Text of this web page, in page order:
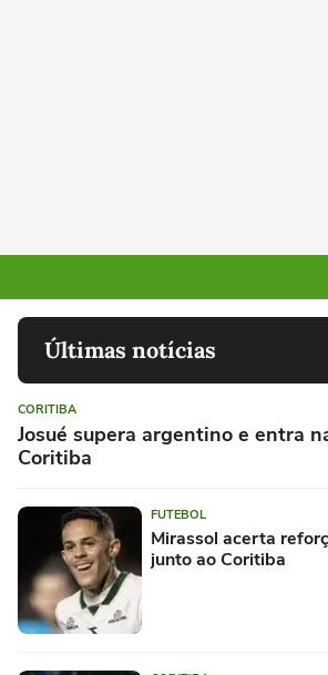
Últimas notícias
CORITIBA
Josué supera argentino e entra
Coritiba
FUTEBOL
Mirassol acerta
junto ao Coritiba